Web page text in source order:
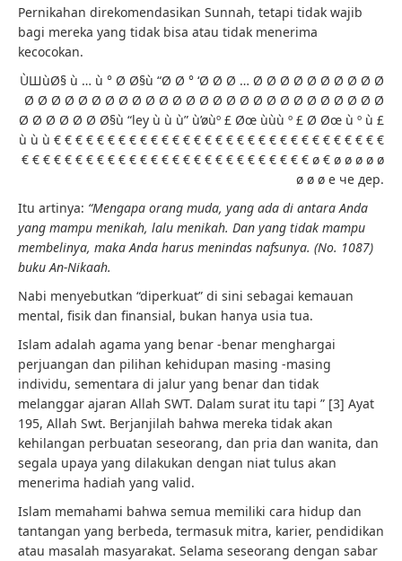
Pernikahan direkomendasikan Sunnah, tetapi tidak wajib
bagi mereka yang tidak bisa atau tidak menerima
kecocokan.
ÙШùØ§ ù … ù ° Ø Ø§ù “Ø Ø ° ‘Ø Ø Ø … Ø Ø Ø Ø Ø Ø Ø Ø Ø Ø
Ø Ø Ø Ø Ø Ø Ø Ø Ø Ø Ø Ø Ø Ø Ø Ø Ø Ø Ø Ø Ø Ø Ø Ø Ø Ø Ø
Ø Ø Ø Ø Ø Ø Ø§ù “ley ù ù ù” ù’øùº £ Øœ ùùù º £ Ø Øœ ù º ù £
ù ù ù € € € € € € € € € € € € € € € € € € € € € € € € € € € € € € €
€ € € € € € € € € € € € € € € € € € € € € € € € € € € ø € ø ø ø ø ø
ø ø ø е че дер.
Itu artinya: “Mengapa orang muda, yang ada di antara Anda
yang mampu menikah, lalu menikah. Dan yang tidak mampu
membelinya, maka Anda harus menindas nafsunya. (No. 1087)
buku An-Nikaah.
Nabi menyebutkan “diperkuat” di sini sebagai kemauan
mental, fisik dan finansial, bukan hanya usia tua.
Islam adalah agama yang benar -benar menghargai
perjuangan dan pilihan kehidupan masing -masing
individu, sementara di jalur yang benar dan tidak
melanggar ajaran Allah SWT. Dalam surat itu tapi ” [3] Ayat
195, Allah Swt. Berjanjilah bahwa mereka tidak akan
kehilangan perbuatan seseorang, dan pria dan wanita, dan
segala upaya yang dilakukan dengan niat tulus akan
menerima hadiah yang valid.
Islam memahami bahwa semua memiliki cara hidup dan
tantangan yang berbeda, termasuk mitra, karier, pendidikan
atau masalah masyarakat. Selama seseorang dengan sabar